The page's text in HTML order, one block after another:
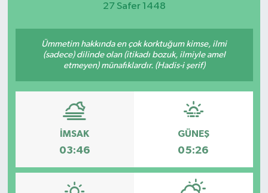
27 Safer 1448
Ümmetim hakkında en çok korktuğum kimse, ilmi
(sadece) dilinde olan (itikadı bozuk, ilmiyle amel
etmeyen) münafıklardır. (Hadis-i şerif)
İMSAK
03:46
GÜNEŞ
05:26